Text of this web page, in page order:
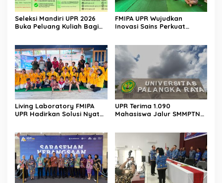
Seleksi Mandiri UPR 2026
Buka Peluang Kuliah Bagi
FMIPA UPR Wujudkan
Inovasi Sains Perkuat
Living Laboratory FMIPA
UPR Hadirkan Solusi Nyata
UPR Terima 1.090
Mahasiswa Jalur SMMPTN